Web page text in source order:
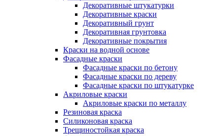
Декоративные штукатурки
Декоративные краски
Декоративный грунт
Декоративная грунтовка
Декоративные покрытия
Краски на водной основе
Фасадные краски
Фасадные краски по бетону
Фасадные краски по дереву
Фасадные краски по штукатурке
Акриловые краски
Акриловые краски по металлу
Резиновая краска
Силиконовая краска
Трещиностойкая краска